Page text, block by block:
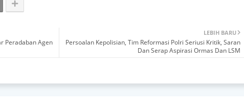
LEBIH BARU
Persoalan Kepolisian, Tim Reformasi Polri Seriusi Kritik, Saran
Dan Serap Aspirasi Ormas Dan LSM
Peradaban Agen